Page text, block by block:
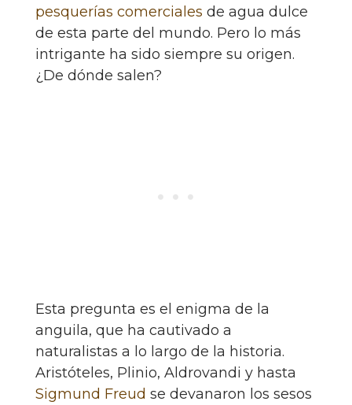
pesquerías comerciales de agua dulce
de esta parte del mundo. Pero lo más
intrigante ha sido siempre su origen.
¿De dónde salen?
Esta pregunta es el enigma de la
anguila, que ha cautivado a
naturalistas a lo largo de la historia.
Aristóteles, Plinio, Aldrovandi y hasta
Sigmund Freud se devanaron los sesos